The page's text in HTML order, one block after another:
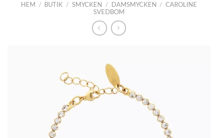
HEM / BUTIK / SMYCKEN / DAMSMYCKEN / CAROLINE
SVEDBOM